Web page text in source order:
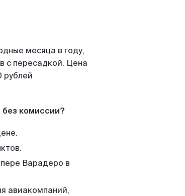
месяца в году,
с пересадкой. Цена
рублей
комиссии?
Варадеро в
авиакомпаний,